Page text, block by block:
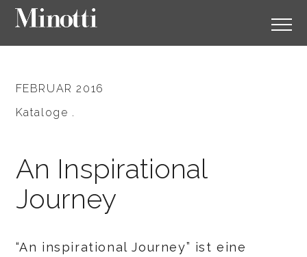
FEBRUAR 2016
Kataloge .
An Inspirational
Journey
“An inspirational Journey” ist eine